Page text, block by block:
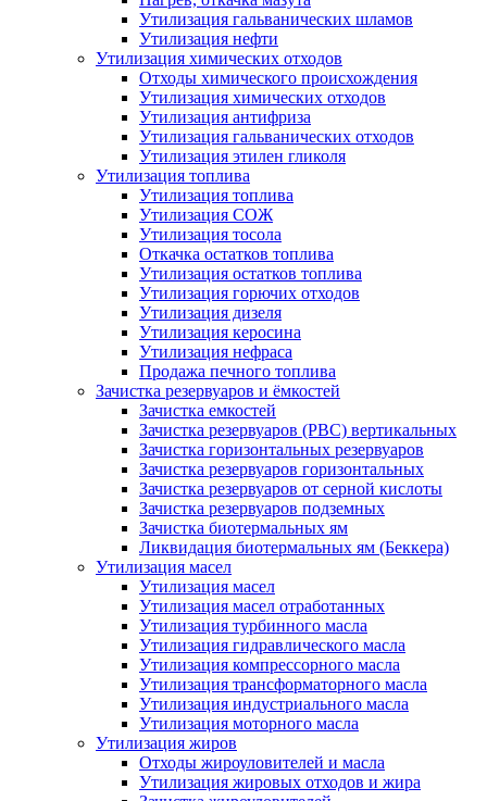
Утилизация гальванических шламов
Утилизация нефти
Утилизация химических отходов
Отходы химического происхождения
Утилизация химических отходов
Утилизация антифриза
Утилизация гальванических отходов
Утилизация этилен гликоля
Утилизация топлива
Утилизация топлива
Утилизация СОЖ
Утилизация тосола
Откачка остатков топлива
Утилизация остатков топлива
Утилизация горючих отходов
Утилизация дизеля
Утилизация керосина
Утилизация нефраса
Продажа печного топлива
Зачистка резервуаров и ёмкостей
Зачистка емкостей
Зачистка резервуаров (РВС) вертикальных
Зачистка горизонтальных резервуаров
Зачистка резервуаров горизонтальных
Зачистка резервуаров от серной кислоты
Зачистка резервуаров подземных
Зачистка биотермальных ям
Ликвидация биотермальных ям (Беккера)
Утилизация масел
Утилизация масел
Утилизация масел отработанных
Утилизация турбинного масла
Утилизация гидравлического масла
Утилизация компрессорного масла
Утилизация трансформаторного масла
Утилизация индустриального масла
Утилизация моторного масла
Утилизация жиров
Отходы жироуловителей и масла
Утилизация жировых отходов и жира